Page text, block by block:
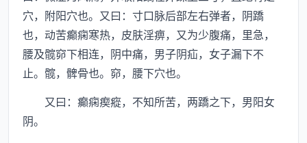
穴，附阳穴也。又曰：寸口脉后部左右弹者，阴蹻
也，动苦癫痫寒热，皮肤淫痹，又为少腹痛，里急，
腰及髋窌下相连，阴中痛，男子阴疝，女子漏下不
止。髋，髀骨也。窌，腰下穴也。
又曰：癫痫瘈瘲，不知所苦，两蹻之下，男阳女
阴。